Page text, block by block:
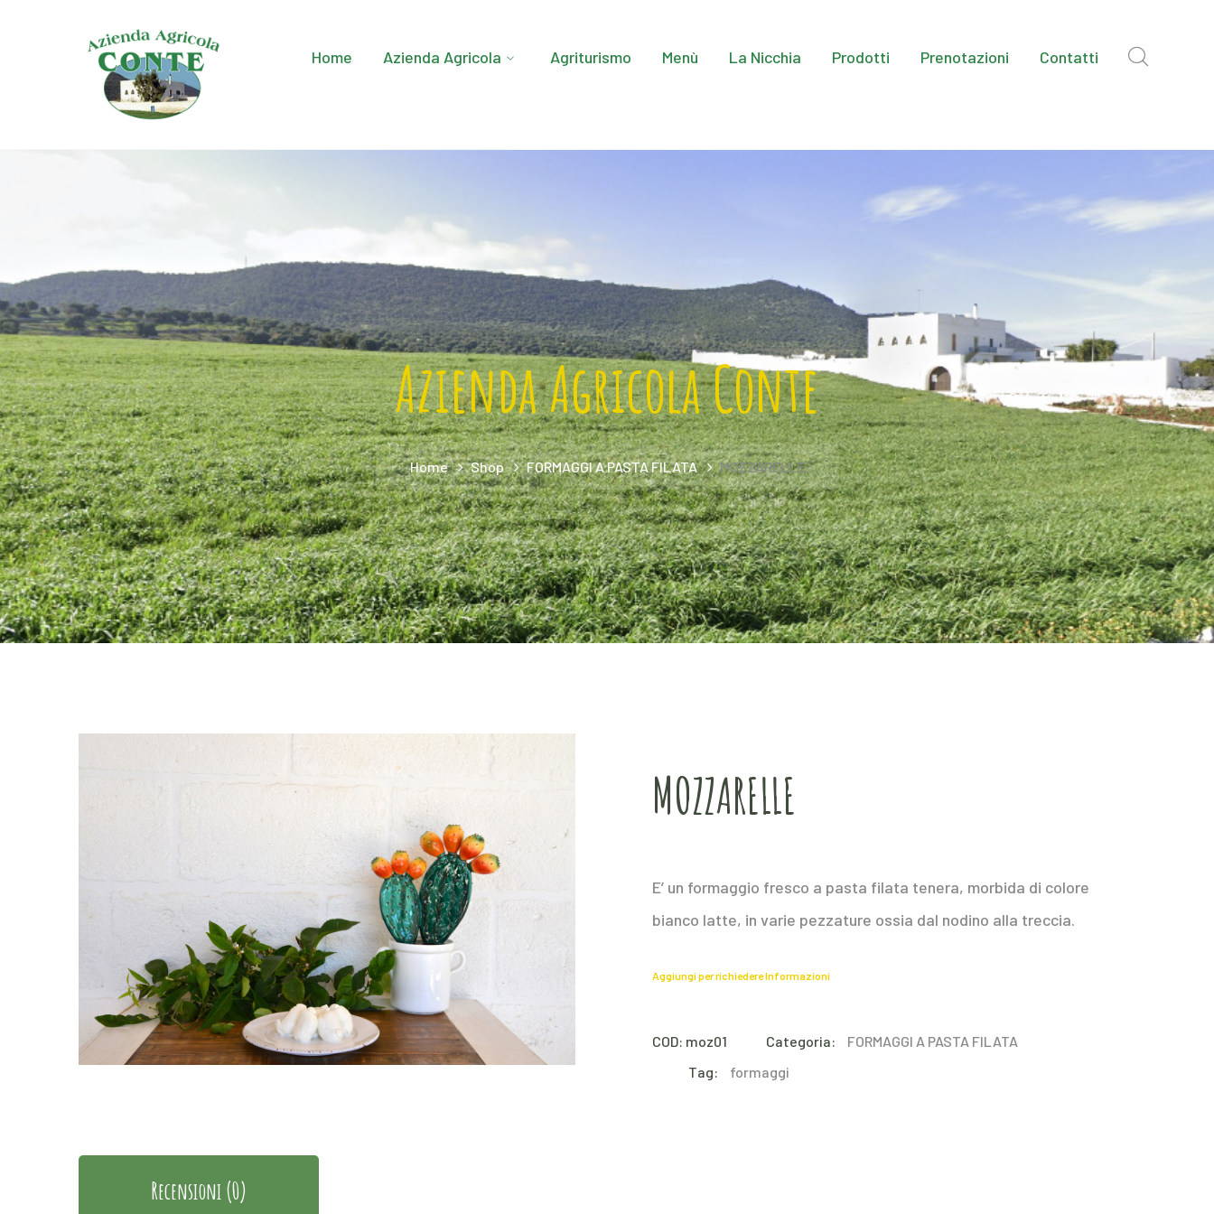
Home Azienda Agricola Agriturismo Menù La Nicchia Prodotti Prenotazioni Contatti
Azienda Agricola Conte
Home Shop FORMAGGI A PASTA FILATA MOZZARELLE
MOZZARELLE
E’ un formaggio fresco a pasta filata tenera, morbida di colore
bianco latte, in varie pezzature ossia dal nodino alla treccia.
Aggiungi per richiedere Informazioni
COD: moz01 Categoria:
FORMAGGI A PASTA FILATA
Tag:
formaggi
Recensioni (0)